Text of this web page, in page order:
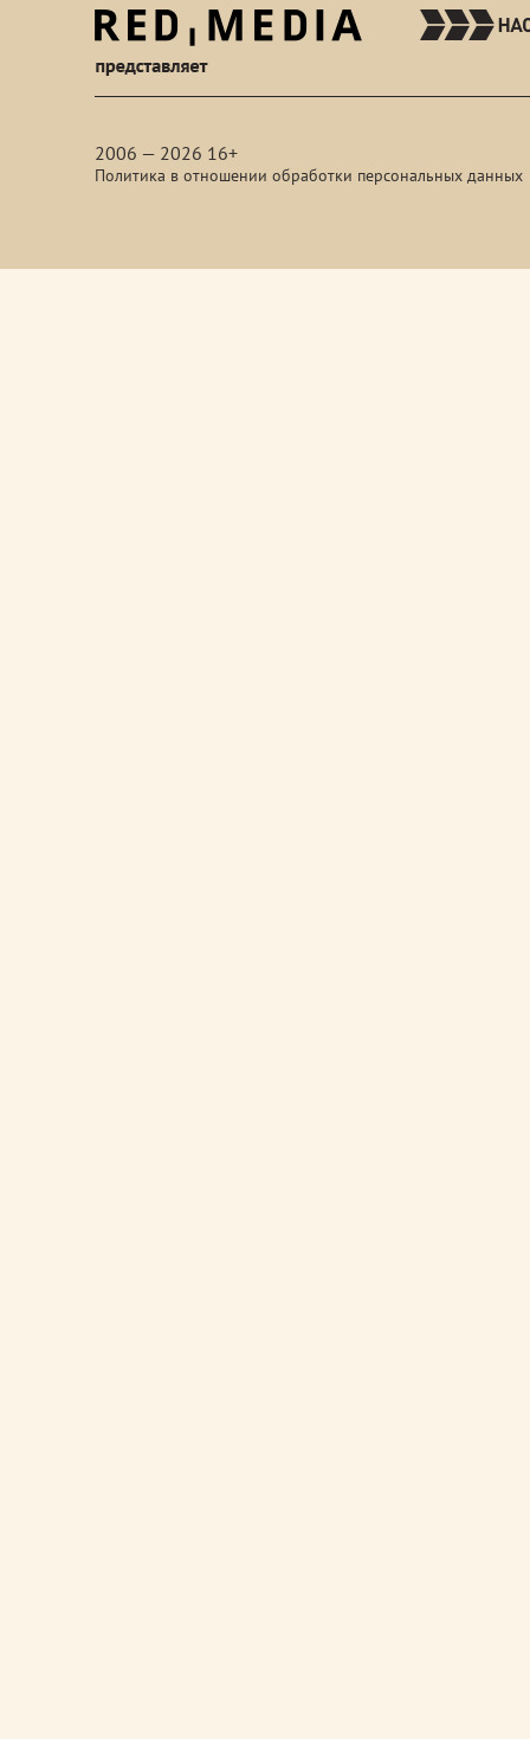
2006 — 2026 16+
Политика в отношении обработки персональных данных